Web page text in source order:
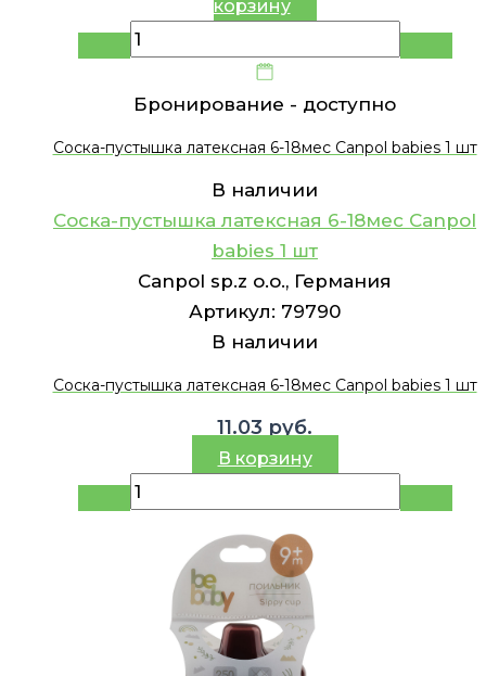
корзину
Бронирование - доступно
Соска-пустышка латексная 6-18мес Canpol babies 1 шт
В наличии
Соска-пустышка латексная 6-18мес Canpol
babies 1 шт
Canpol sp.z o.o., Германия
Артикул: 79790
В наличии
Соска-пустышка латексная 6-18мес Canpol babies 1 шт
11.03 руб.
В корзину